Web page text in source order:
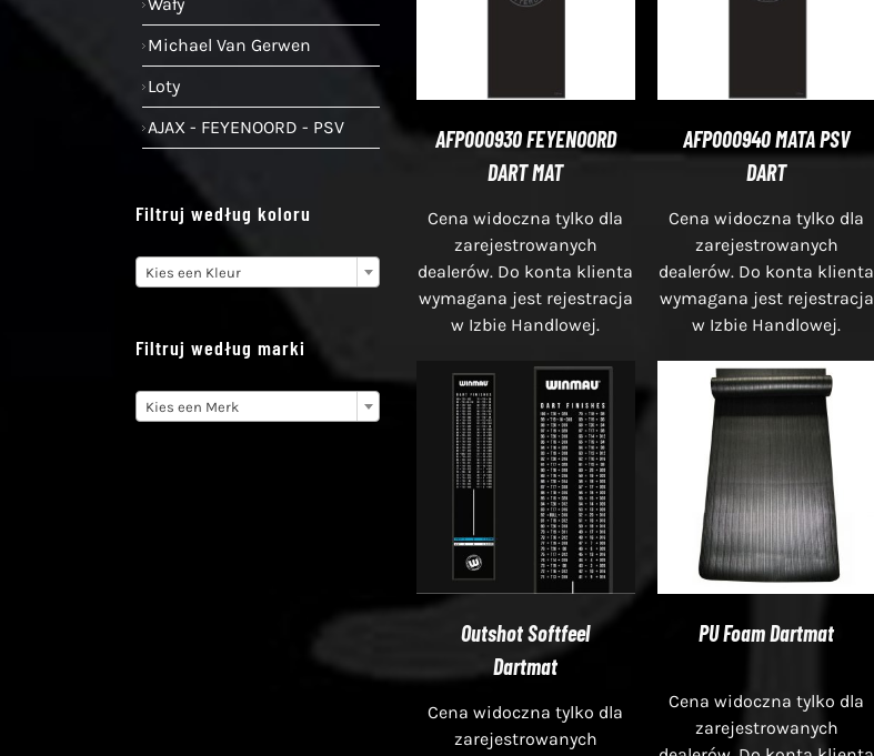
AFP000930 FEYENOORD
DART MAT
Cena widoczna tylko dla
zarejestrowanych
dealerów. Do konta klienta
wymagana jest rejestracja
w Izbie Handlowej.
AFP000940 MATA PSV
DART
Cena widoczna tylko dla
zarejestrowanych
dealerów. Do konta klienta
wymagana jest rejestracja
w Izbie Handlowej.
Outshot Softfeel
Dartmat
Cena widoczna tylko dla
zarejestrowanych
PU Foam Dartmat
Cena widoczna tylko dla
zarejestrowanych
Michael Van Gerwen
Loty
AJAX - FEYENOORD - PSV
Filtruj według koloru
Kies een Kleur
Filtruj według marki
Kies een Merk